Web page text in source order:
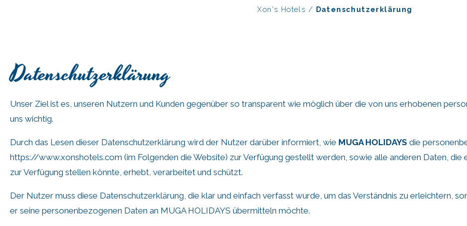
Xon's Hotels / Datenschutzerklärung
Datenschutzerklärung
Unser Ziel ist es, unseren Nutzern und Kunden gegenüber so transparent wie möglich über die von uns erhobenen
uns wichtig.
Durch das Lesen dieser Datenschutzerklärung wird der Nutzer darüber informiert, wie MUGA HOLIDAYS die
https://www.xonshotels.com (im Folgenden die Website) zur Verfügung gestellt werden, sowie alle anderen Daten, die
zur Verfügung stellen könnte, erhebt, verarbeitet und schützt.
Der Nutzer muss diese Datenschutzerklärung, die klar und einfach verfasst wurde, um das Verständnis zu erleichtern,
er seine personenbezogenen Daten an MUGA HOLIDAYS übermitteln möchte.